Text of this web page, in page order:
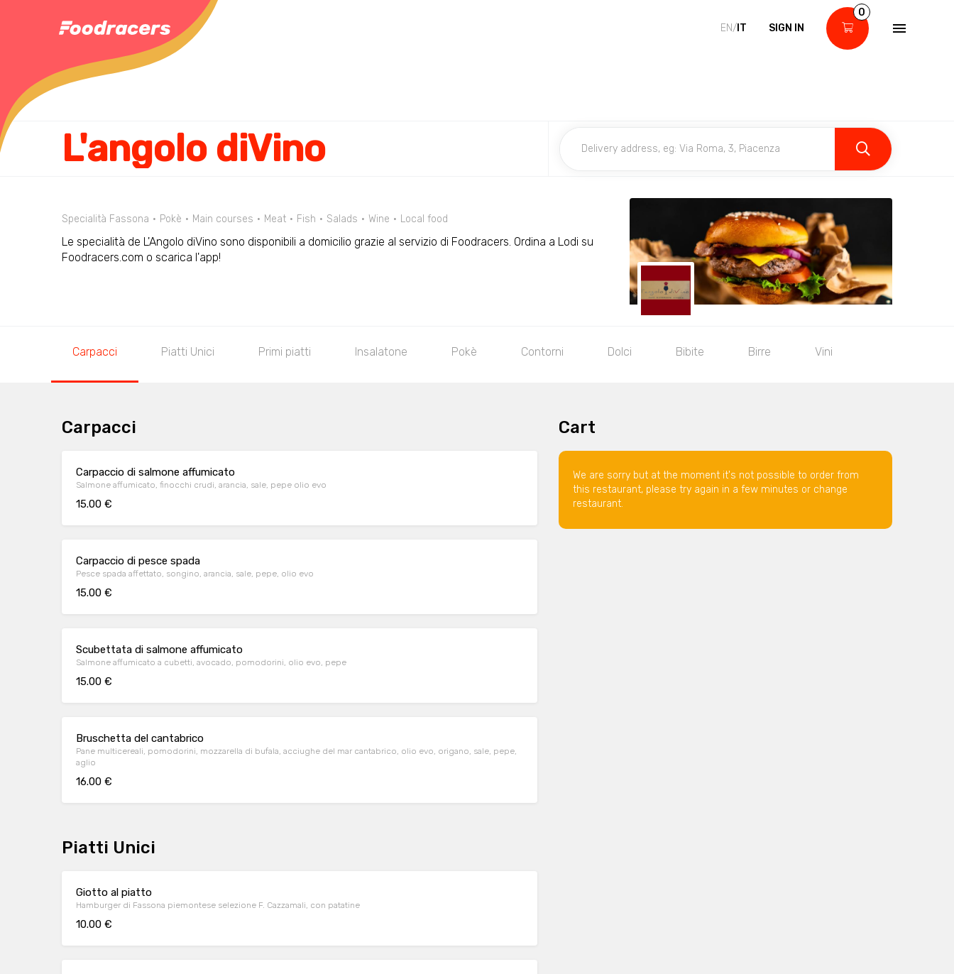
EN/ IT SIGN IN
0
L'angolo diVino
Specialità Fassona Pokè Main courses Meat Fish Salads Wine Local food
Le specialità de L'Angolo diVino sono disponibili a domicilio grazie al servizio di Foodracers. Ordina a Lodi su
Foodracers.com o scarica l'app!
Carpacci Piatti Unici Primi piatti Insalatone Pokè Contorni Dolci Bibite Birre Vini
Carpacci
Carpaccio di salmone affumicato
Salmone affumicato, finocchi crudi, arancia, sale, pepe olio evo
15.00 €
Carpaccio di pesce spada
Pesce spada affettato, songino, arancia, sale, pepe, olio evo
15.00 €
Scubettata di salmone affumicato
Salmone affumicato a cubetti, avocado, pomodorini, olio evo, pepe
15.00 €
Bruschetta del cantabrico
Pane multicereali, pomodorini, mozzarella di bufala, acciughe del mar cantabrico, olio evo, origano, sale, pepe,
aglio
16.00 €
Piatti Unici
Giotto al piatto
Hamburger di Fassona piemontese selezione F. Cazzamali, con patatine
10.00 €
Cart
We are sorry but at the moment it's not possible to order from
this restaurant, please try again in a few minutes or change
restaurant.